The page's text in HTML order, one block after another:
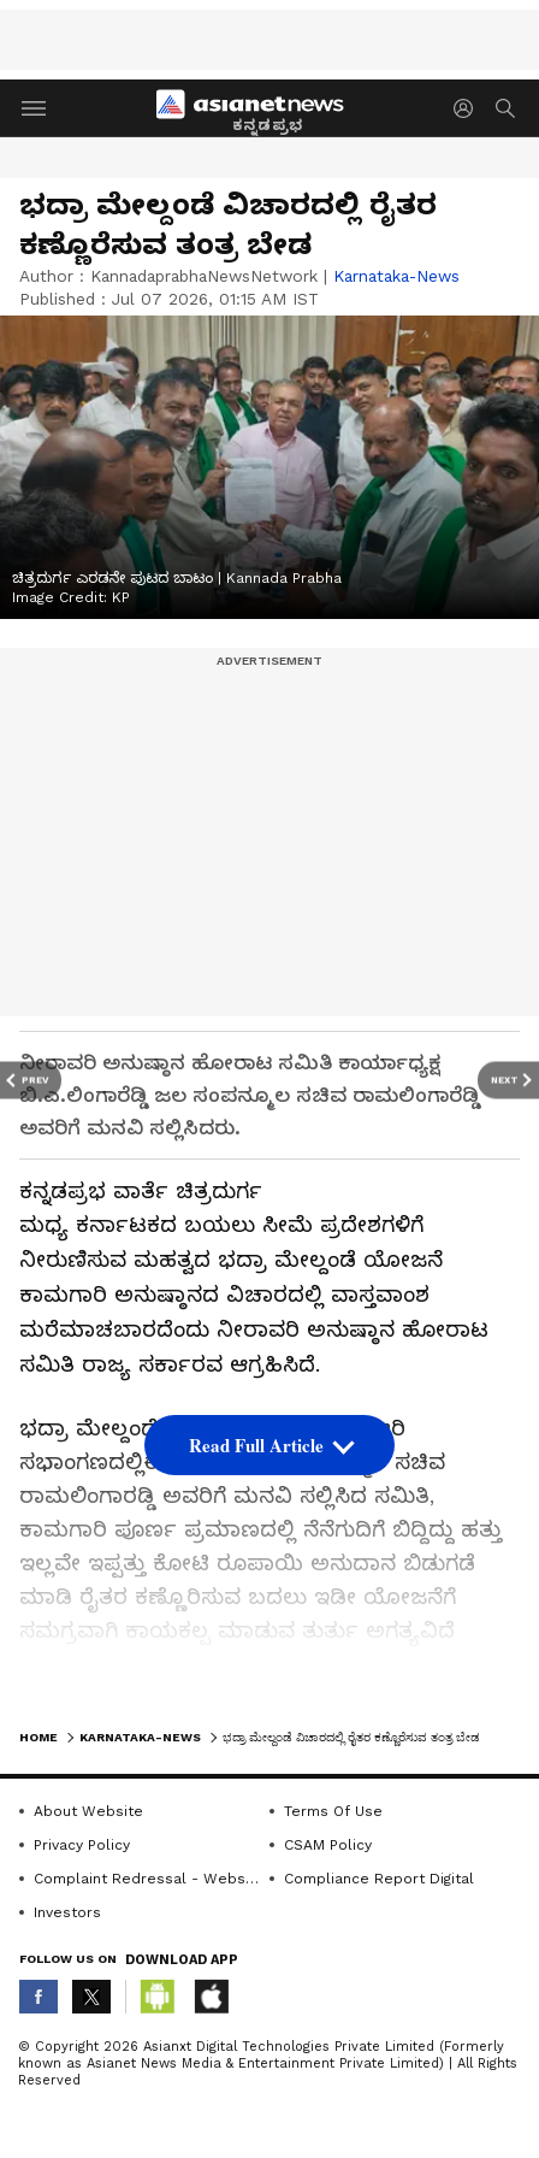
ಕನ್ನಡಪ್ರಭ
PREV NEXT
ಭದ್ರಾ ಮೇಲ್ದಂಡೆ ವಿಚಾರದಲ್ಲಿ ರೈತರ
ಕಣ್ಣೊರೆಸುವ ತಂತ್ರ ಬೇಡ
Author : KannadaprabhaNewsNetwork | Karnataka-News
Published : Jul 07 2026, 01:15 AM IST
ಚಿತ್ರದುರ್ಗ ಎರಡನೇ ಪುಟದ ಬಾಟಂ | Kannada Prabha
Image Credit: KP
ನೀರಾವರಿ ಅನುಷ್ಠಾನ ಹೋರಾಟ ಸಮಿತಿ ಕಾರ್ಯಾಧ್ಯಕ್ಷ
ಬಿ.ಎ.ಲಿಂಗಾರೆಡ್ಡಿ ಜಲ ಸಂಪನ್ಮೂಲ ಸಚಿವ ರಾಮಲಿಂಗಾರೆಡ್ಡಿ
ಅವರಿಗೆ ಮನವಿ ಸಲ್ಲಿಸಿದರು.
ಕನ್ನಡಪ್ರಭ ವಾರ್ತೆ ಚಿತ್ರದುರ್ಗ
ಮಧ್ಯ ಕರ್ನಾಟಕದ ಬಯಲು ಸೀಮೆ ಪ್ರದೇಶಗಳಿಗೆ
ನೀರುಣಿಸುವ ಮಹತ್ವದ ಭದ್ರಾ ಮೇಲ್ದಂಡೆ ಯೋಜನೆ
ಕಾಮಗಾರಿ ಅನುಷ್ಠಾನದ ವಿಚಾರದಲ್ಲಿ ವಾಸ್ತವಾಂಶ
ಮರೆಮಾಚಬಾರದೆಂದು ನೀರಾವರಿ ಅನುಷ್ಠಾನ ಹೋರಾಟ
ಸಮಿತಿ ರಾಜ್ಯ ಸರ್ಕಾರವ ಆಗ್ರಹಿಸಿದೆ.
ಭದ್ರಾ ಮೇಲ್ದಂಡೆ ಮುಖ್ಯ ಇಂಜಿನಿಯರ್ ಕಚೇರಿ
ಸಭಾಂಗಣದಲ್ಲಿಈ ಸಂಬಂಧ ಜಲಸಂಪನ್ಮೂಲ ಸಚಿವ
ರಾಮಲಿಂಗಾರಡ್ಡಿ ಅವರಿಗೆ ಮನವಿ ಸಲ್ಲಿಸಿದ ಸಮಿತಿ,
ಕಾಮಗಾರಿ ಪೂರ್ಣ ಪ್ರಮಾಣದಲ್ಲಿ ನೆನೆಗುದಿಗೆ ಬಿದ್ದಿದ್ದು ಹತ್ತು
ಇಲ್ಲವೇ ಇಪ್ಪತ್ತು ಕೋಟಿ ರೂಪಾಯಿ ಅನುದಾನ ಬಿಡುಗಡೆ
ಮಾಡಿ ರೈತರ ಕಣ್ಣೊರಿಸುವ ಬದಲು ಇಡೀ ಯೋಜನೆಗೆ
ಸಮಗ್ರವಾಗಿ ಕಾಯಕಲ್ಪ ಮಾಡುವ ತುರ್ತು ಅಗತ್ಯವಿದೆ
ಕಳೆದ ಒಂದು ವರ್ಷದಿಂದ ಶೀಘ್ರ ಗೋನೂರು ಕೆರೆಗೆ ನೀರು
ರೈತರಿಗೆ ಮುಟ್ಟಬೇಕಾದರೆ ಕೊಳವೆ ಮಾರ್ಗದ ವಿತರಣಾ ಜಾಲ
ಸೃಷ್ಟಿಸಬೇಕು. ಅದರ ಬಗ್ಗೆ ಸರ್ಕಾರ ಮಾತನಾಡುತ್ತಿಲ್ಲ.
ಚಿತ್ರದುರ್ಗ ಶಾಖಾ ಕಾಲುವೆ ಕಾಮಗಾರಿಯ ಪ್ರಧಾನವಾಗಿ
ಬಿಂಬಿಸಿ ರಾಜ್ಯ ಸರ್ಕಾರ ಮಾತನಾಡುತ್ತಿದೆ. ತುಮಕೂರು
ಅಜ್ಜಂಪುರ ತಾಲೂಕು ಯಗಡಿಹಳ್ಳಿ ಬಳಿ 150 ಮೀಟರ್ ನಷ್ಟು
Read Full Article
ABOUT THE AUTHOR
K KannadaprabhaNewsNetwork
HOME KARNATAKA-NEWS ಭದ್ರಾ ಮೇಲ್ದಂಡೆ ವಿಚಾರದಲ್ಲಿ ರೈತರ ಕಣ್ಣೊರೆಸುವ ತಂತ್ರ ಬೇಡ
About Website
Terms Of Use
Privacy Policy
CSAM Policy
Complaint Redressal - Website
Compliance Report Digital
Investors
FOLLOW US ON DOWNLOAD APP
© Copyright 2026 Asianxt Digital Technologies Private Limited (Formerly
known as Asianet News Media & Entertainment Private Limited) | All Rights
Reserved